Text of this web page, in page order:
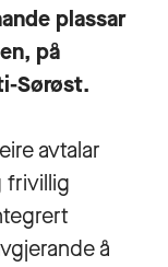
plassar
på
Sørøst.
avtalar
frivillig
å